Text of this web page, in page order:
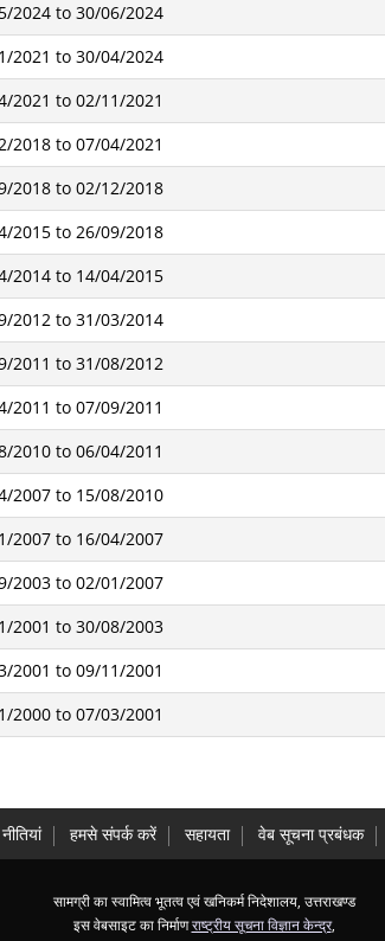
2024 to 30/06/2024
2021 to 30/04/2024
2021 to 02/11/2021
2018 to 07/04/2021
2018 to 02/12/2018
2015 to 26/09/2018
2014 to 14/04/2015
2012 to 31/03/2014
2011 to 31/08/2012
2011 to 07/09/2011
2010 to 06/04/2011
2007 to 15/08/2010
2007 to 16/04/2007
2003 to 02/01/2007
2001 to 30/08/2003
2001 to 09/11/2001
2000 to 07/03/2001
हमसे संपर्क करें सहायता वेब सूचना प्रबंधक
सामग्री का स्वामित्व भूतत्व एवं खनिकर्म निदेशालय, उत्तराखण्ड
इस वेबसाइट का निर्माणराष्ट्रीय सूचना विज्ञान केन्द्र,